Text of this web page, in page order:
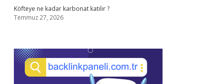
Köfteye ne kadar karbonat katılır ?
Temmuz 27, 2026